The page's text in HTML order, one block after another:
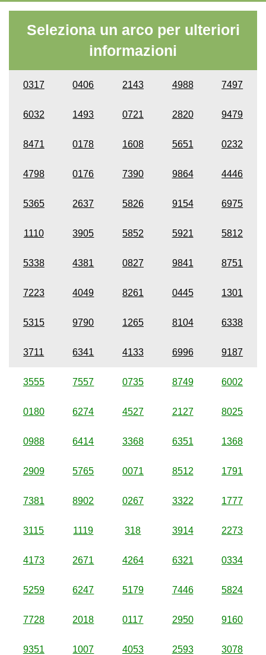
Seleziona un arco per ulteriori
informazioni
0317 0406 2143 4988 7497
6032 1493 0721 2820 9479
8471 0178 1608 5651 0232
4798 0176 7390 9864 4446
5365 2637 5826 9154 6975
1110 3905 5852 5921 5812
5338 4381 0827 9841 8751
7223 4049 8261 0445 1301
5315 9790 1265 8104 6338
3711 6341 4133 6996 9187
3555 7557 0735 8749 6002
0180 6274 4527 2127 8025
0988 6414 3368 6351 1368
2909 5765 0071 8512 1791
7381 8902 0267 3322 1777
3115 1119 318 3914 2273
4173 2671 4264 6321 0334
5259 6247 5179 7446 5824
7728 2018 0117 2950 9160
9351 1007 4053 2593 3078